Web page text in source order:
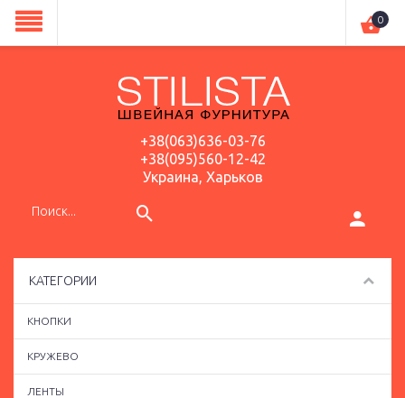
+38(063)636-03-76
+38(095)560-12-42
Украина, Харьков
0
КАТЕГОРИИ
КНОПКИ
КРУЖЕВО
ЛЕНТЫ